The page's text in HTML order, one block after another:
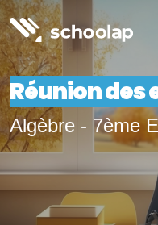
Réunion des
Algèbre - 7ème